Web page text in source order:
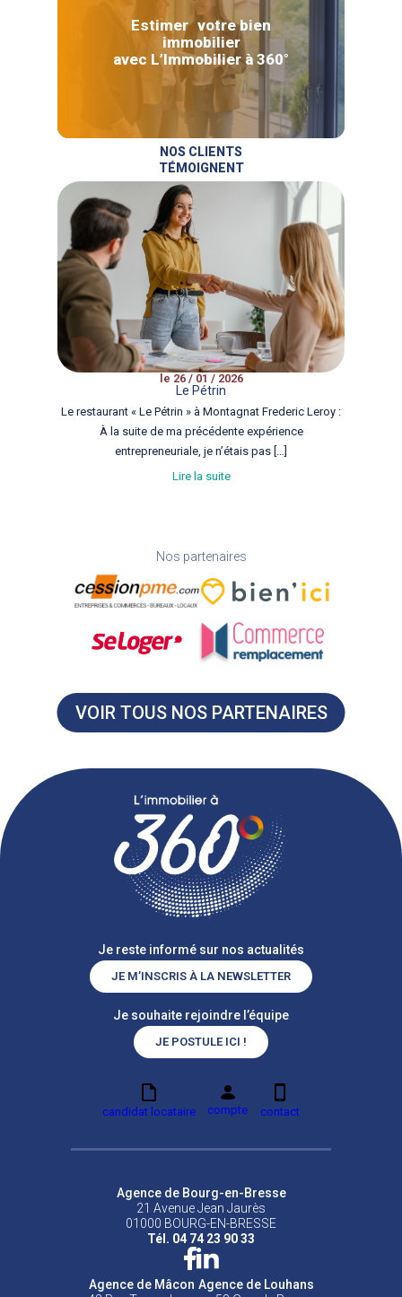
Estimer votre bien
immobilier
avec L’Immobilier à 360°
NOS CLIENTS
TÉMOIGNENT
le 26 / 01 / 2026
Le Pétrin
Le restaurant « Le Pétrin » à Montagnat Frederic Leroy :
À la suite de ma précédente expérience
entrepreneuriale, je n’étais pas […]
Lire la suite
Nos partenaires
VOIR TOUS NOS PARTENAIRES
Je reste informé sur nos actualités
JE M’INSCRIS À LA NEWSLETTER
Je souhaite rejoindre l’équipe
JE POSTULE ICI !
candidat locataire compte contact
Agence de Bourg-en-Bresse
21 Avenue Jean Jaurès
01000 BOURG-EN-BRESSE
Tél. 04 74 23 90 33
Agence de Mâcon Agence de Louhans